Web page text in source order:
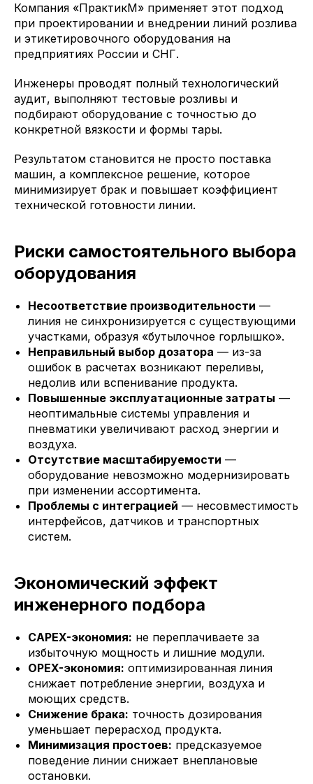
Компания «ПрактикМ» применяет этот подход
при проектировании и внедрении линий розлива
и этикетировочного оборудования на
предприятиях России и СНГ.
Инженеры проводят полный технологический
аудит, выполняют тестовые розливы и
подбирают оборудование с точностью до
конкретной вязкости и формы тары.
Результатом становится не просто поставка
машин, а комплексное решение, которое
минимизирует брак и повышает коэффициент
технической готовности линии.
Риски самостоятельного выбора
оборудования
Несоответствие производительности —
линия не синхронизируется с существующими
участками, образуя «бутылочное горлышко».
Неправильный выбор дозатора — из-за
ошибок в расчетах возникают переливы,
недолив или вспенивание продукта.
Повышенные эксплуатационные затраты —
неоптимальные системы управления и
пневматики увеличивают расход энергии и
воздуха.
Отсутствие масштабируемости —
оборудование невозможно модернизировать
при изменении ассортимента.
Проблемы с интеграцией — несовместимость
интерфейсов, датчиков и транспортных
систем.
Экономический эффект
инженерного подбора
CAPEX-экономия: не переплачиваете за
избыточную мощность и лишние модули.
OPEX-экономия: оптимизированная линия
снижает потребление энергии, воздуха и
моющих средств.
Снижение брака: точность дозирования
уменьшает перерасход продукта.
Минимизация простоев: предсказуемое
поведение линии снижает внеплановые
остановки.